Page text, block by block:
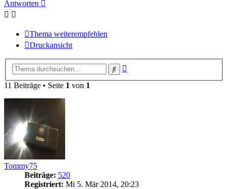
Antworten
Thema weiterempfehlen
Druckansicht
Suche
11 Beiträge • Seite 1 von 1
Tommy75
Beiträge: 520
Registriert: Mi 5. Mär 2014, 20:23